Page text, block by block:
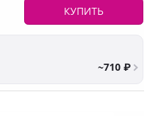
КУПИТЬ
~710 ₽